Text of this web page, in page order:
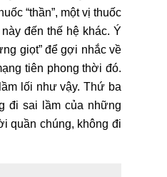
“thần”, một vị thuốc
đến thế hệ khác. Ý
giọt” để gợi nhắc về
tiên phong thời đó.
lối như vậy. Thứ ba
đi sai lầm của những
quần chúng, không đi